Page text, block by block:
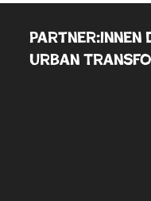
Partner:innen
Urban